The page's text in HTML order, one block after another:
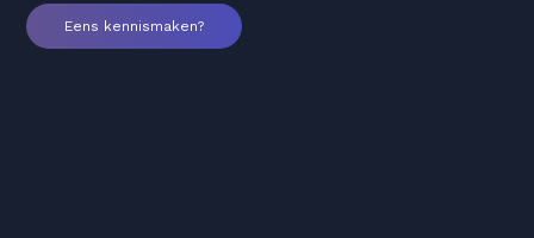
Eens kennismaken?